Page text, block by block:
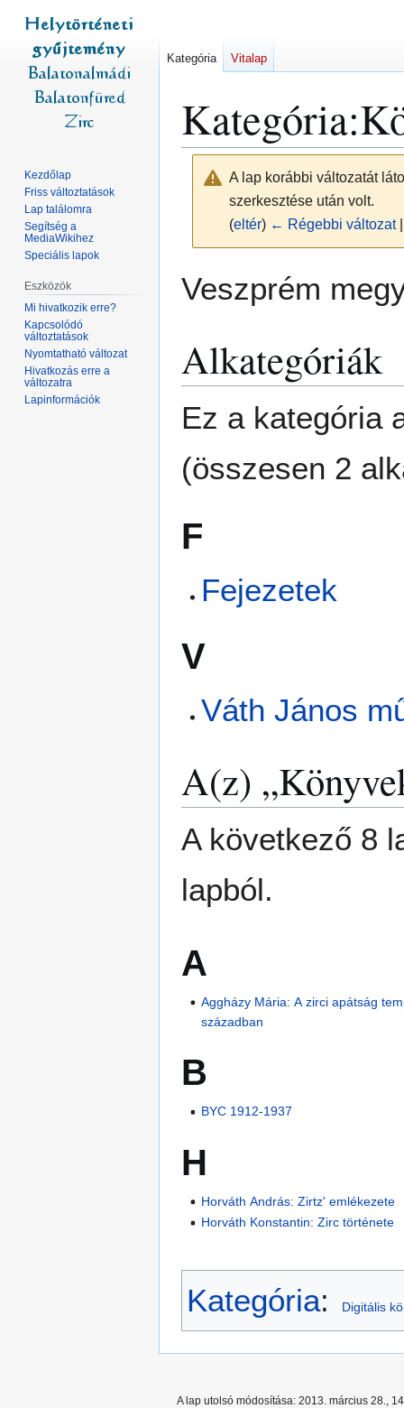
Kategória:
A lap korábbi változatát
szerkesztése után volt.
(eltér) ← Régebbi változat|
aa
Veszprém
Alkategóriák
Ez a kategória
(összesen 2
F
Fejezetek
V
Váth János
A(z)
A következő 8
lapból.
A
Aggházy Mária: A zirci apátság
században
B
BYC 1912-1937
H
Horváth András: Zirtz' emlékezete
Horváth Konstantin: Zirc története
Kategória: Digitális
Kategória Vitalap
Kezdőlap
Friss változtatások
Lap találomra
Segítség a
MediaWikihez
Speciális lapok
Eszközök
Mi hivatkozik erre?
Kapcsolódó
változtatások
Nyomtatható változat
Hivatkozás erre a
változatra
Lapinformációk
A lap utolsó módosítása: 2013. március 28.,